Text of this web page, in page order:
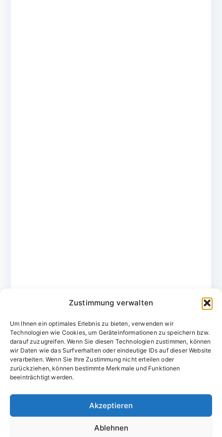
Zustimmung verwalten
Um Ihnen ein optimales Erlebnis zu bieten, verwenden wir
Technologien wie Cookies, um Geräteinformationen zu speichern bzw.
darauf zuzugreifen. Wenn Sie diesen Technologien zustimmen, können
wir Daten wie das Surfverhalten oder eindeutige IDs auf dieser Website
verarbeiten. Wenn Sie Ihre Zustimmung nicht erteilen oder
zurückziehen, können bestimmte Merkmale und Funktionen
beeinträchtigt werden.
Akzeptieren
Ablehnen
Domainvergabestelle.de